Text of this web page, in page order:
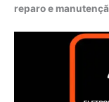
reparo e